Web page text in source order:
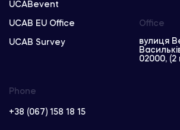
UCABevent
UCAB EU Office
UCAB Survey
Phone
+38 (067) 158 18 15
Office
вулиця
02000, (2